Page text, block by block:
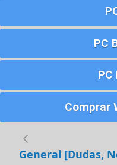
PC
PC
Comprar